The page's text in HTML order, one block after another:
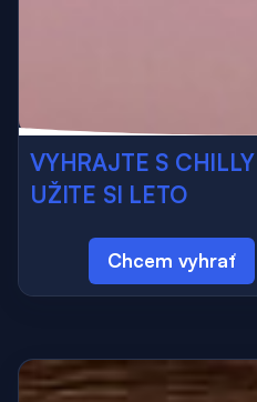
VYHRAJTE S
UŽITE SI LETO
Chcem vyhrať